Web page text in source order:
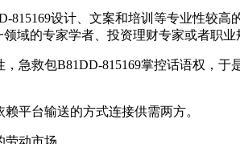
设计、文案和培训等专业性较高
域的专家学者、投资理财专家或者职
救包B81DD-815169掌控话语权，于
平台输送的方式连接供需两方。
动市场。